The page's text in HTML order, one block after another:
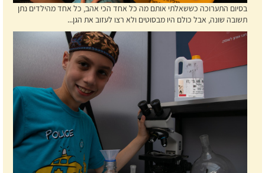
בסיום התערוכה כששאלתי אותם מה כל אחד הכי אהב, כל אחד מהילדים נתן
תשובה שונה, אבל כולם היו מבסוטים ולא רצו לעזוב את הגן...